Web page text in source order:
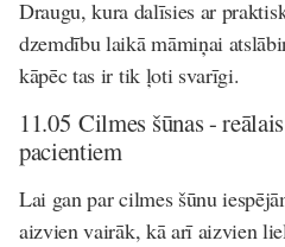
Draugu, kura dalīsies ar
dzemdību laikā māmiņai
kāpēc tas ir tik ļoti svarīgi.
11.05 Cilmes šūnas -
pacientiem
Lai gan par cilmes šūnu
aizvien vairāk, kā arī aizvien